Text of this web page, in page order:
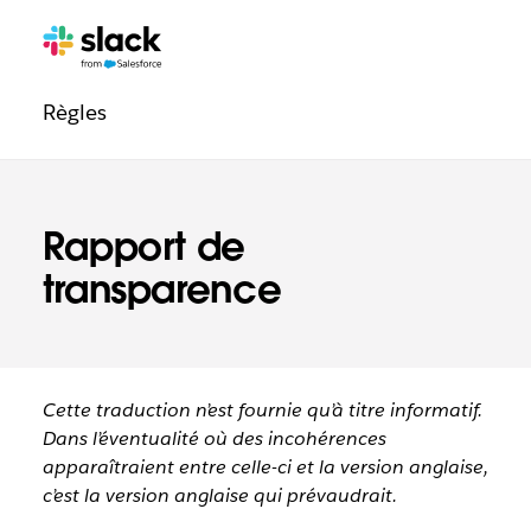
Rapport de
transparence
Navigation
légale
Pages
Règlessupplémentaires
Cette traduction n’est fournie qu’à titre informatif.
Dans l’éventualité où des incohérences
apparaîtraient entre celle-ci et la version anglaise,
c’est la version anglaise qui prévaudrait.